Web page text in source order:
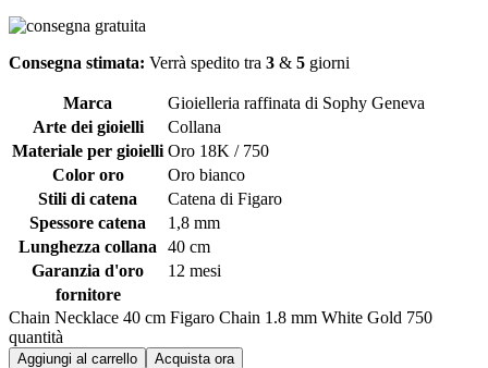
Consegna stimata: Verrà spedito tra 3 & 5 giorni
Marca
Gioielleria raffinata di Sophy Geneva
Arte dei gioielli
Collana
Materiale per gioielli Oro 18K / 750
Color oro
Oro bianco
Stili di catena
Catena di Figaro
Spessore catena
1,8 mm
Lunghezza collana
40 cm
Garanzia d'oro
12 mesi
fornitore
Chain Necklace 40 cm Figaro Chain 1.8 mm White Gold 750
quantità
Aggiungi al carrello Acquista ora